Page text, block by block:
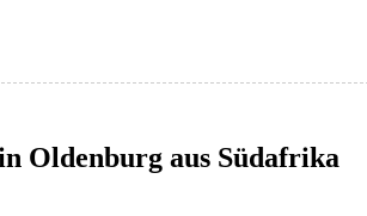
Oldenburg aus Südafrika